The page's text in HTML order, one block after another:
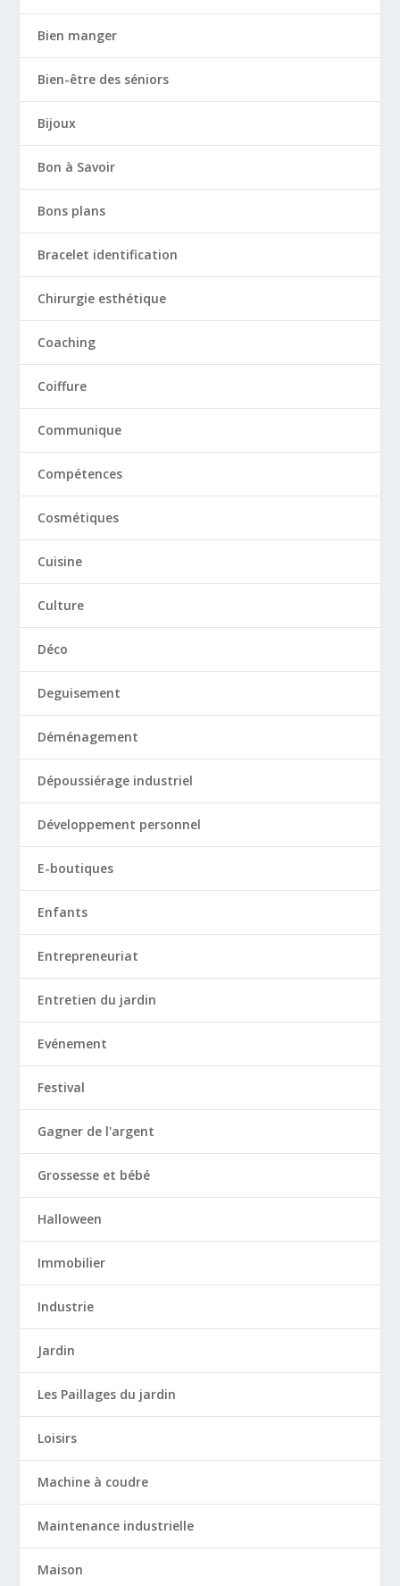
Bien manger
Bien-être des séniors
Bijoux
Bon à Savoir
Bons plans
Bracelet identification
Chirurgie esthétique
Coaching
Coiffure
Communique
Compétences
Cosmétiques
Cuisine
Culture
Déco
Deguisement
Déménagement
Dépoussiérage industriel
Développement personnel
E-boutiques
Enfants
Entrepreneuriat
Entretien du jardin
Evénement
Festival
Gagner de l'argent
Grossesse et bébé
Halloween
Immobilier
Industrie
Jardin
Les Paillages du jardin
Loisirs
Machine à coudre
Maintenance industrielle
Maison